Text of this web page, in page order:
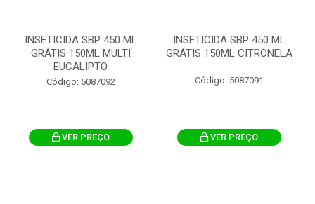
INSETICIDA SBP 450 ML
GRÁTIS 150ML MULTI
EUCALIPTO
Código: 5087092
VER PREÇO
INSETICIDA SBP 450 ML
GRÁTIS 150ML CITRONELA
Código: 5087091
VER PREÇO